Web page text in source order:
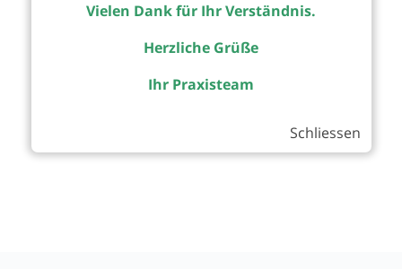
Empfang
Funktionsdiagnostik
Protokollführerin
Schliessen
Vielen Dank für Ihr Verständnis.
Herzliche Grüße
Ihr Praxisteam